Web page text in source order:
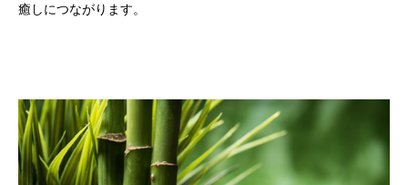
癒しにつながります。